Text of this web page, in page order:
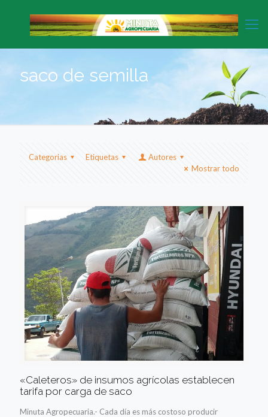
saco de semilla
Categorias Etiquetas
Autores
Mostrar todo
«Caleteros» de insumos agrícolas establecen
tarifa por carga de saco
Minuta Agropecuaria.- Cada día es más costoso producir